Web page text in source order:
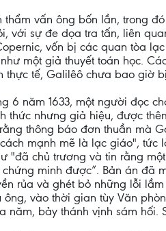
thẩm vấn ông bốn lần, trong
với sự đe dọa tra tấn, liên
vốn bị các quan tòa
một giả thuyết toán học.
thực tế, Galilêô chưa bao giờ
6 năm 1633, một người đọc
thức nhưng giả hiệu, được
thông báo đơn thuần mà
mạnh mẽ là lạc giáo", tức
"đã chủ trương và tin rằng
minh được”. Bản án đã
rủa và ghét bỏ những lỗi
ông, vào thời gian tùy Văn
năm, bảy thánh vịnh sám